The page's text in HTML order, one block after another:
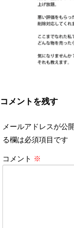
コメントを残す
メールアドレスが公
る欄は必須項目です
コメント ※